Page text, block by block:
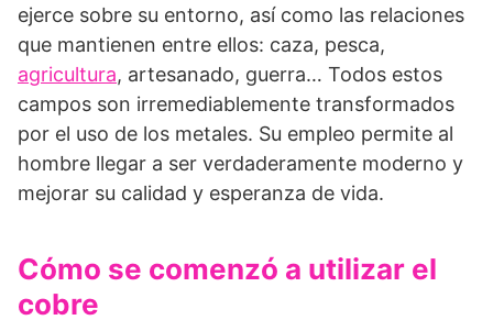
ejerce sobre su entorno, así como las relaciones
que mantienen entre ellos: caza, pesca,
agricultura, artesanado, guerra… Todos estos
campos son irremediablemente transformados
por el uso de los metales. Su empleo permite al
hombre llegar a ser verdaderamente moderno y
mejorar su calidad y esperanza de vida.
Cómo se comenzó a utilizar el
cobre